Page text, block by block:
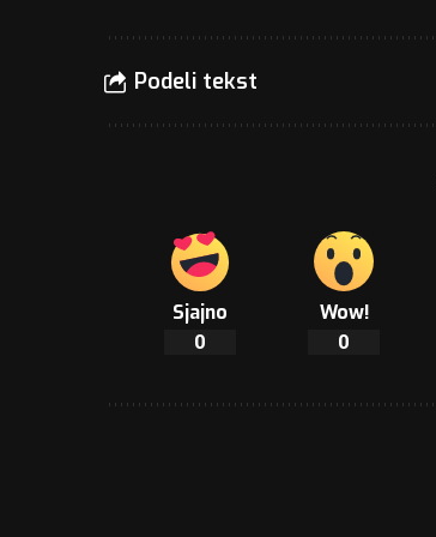
Podeli tekst
Sjajno
0
Wow!
0